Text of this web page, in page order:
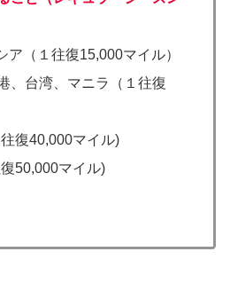
ア（１往復15,000マイル）
、台湾、マニラ（１往復
復40,000マイル)
50,000マイル)